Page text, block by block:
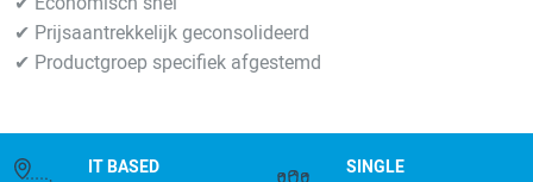
✔ Prijsaantrekkelijk geconsolideerd
✔ Productgroep specifiek afgestemd
IT BASED
SINGLE